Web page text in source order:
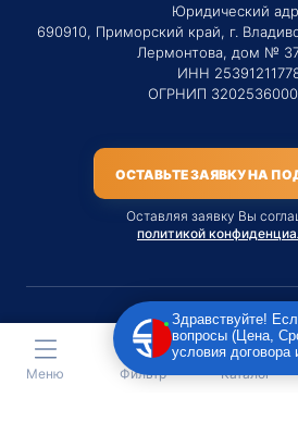
Юридический
690910, Приморский край, г.
Лермонтова, дом №
ИНН
ОГРНИП
ОСТАВЬТЕ ЗАЯВКУ НА
Оставляя заявку Вы
политикой
Материалы данного сайта
только на услугу сопровождения
транспортного
Меню Фильтр Каталог
Здравствуйте!
вопросы (Цена,
условия договора
задать их мне в